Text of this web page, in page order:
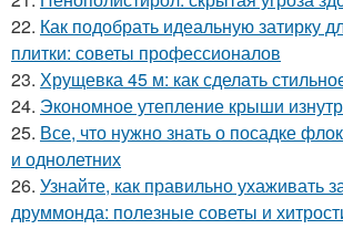
22. Как подобрать идеальную затирку
плитки: советы профессионалов
23. Хрущевка 45 м: как сделать
24. Экономное утепление крыши
25. Все, что нужно знать о посадке
и однолетних
26. Узнайте, как правильно ухаживать
друммонда: полезные советы и